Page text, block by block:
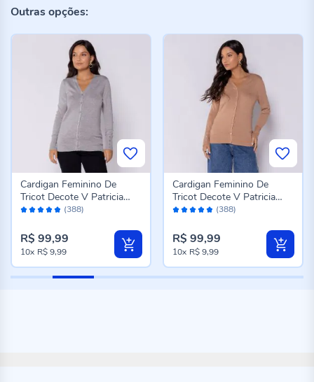
Outras opções:
Avaliação: (388)
Cardigan Feminino De
Tricot Decote V Patricia
Foster Cinza Melange
R$ 99,99
10x R$ 9,99
Avaliação: (388)
Cardigan Feminino De
Tricot Decote V Patricia
Foster Caramelo
R$ 99,99
10x R$ 9,99